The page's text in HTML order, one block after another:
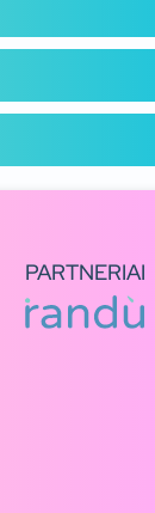
PARTNERIAI